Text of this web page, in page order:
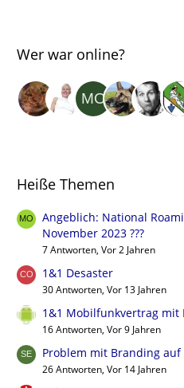
Wer war online?
Heiße Themen
Angeblich: National
November 2023 ???
7 Antworten, Vor 2 Jahren
1&1 Desaster
30 Antworten, Vor 13 Jahren
1&1 Mobilfunkvertrag mit
16 Antworten, Vor 9 Jahren
Problem mit Branding auf
26 Antworten, Vor 14 Jahren